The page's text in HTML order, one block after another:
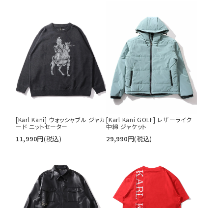
[Karl Kani] ウォッシャブル ジャカ
ード ニットセーター
11,990円(税込)
[Karl Kani GOLF] レザーライク
中綿 ジャケット
29,990円(税込)